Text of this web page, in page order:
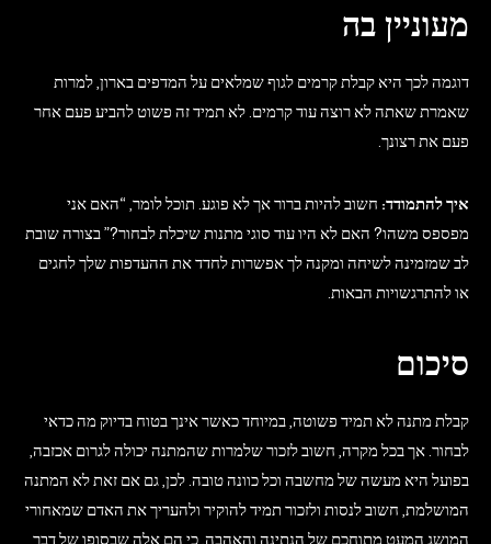
מעוניין בה
דוגמה לכך היא קבלת קרמים לגוף שמלאים על המדפים בארון, למרות
שאמרת שאתה לא רוצה עוד קרמים. לא תמיד זה פשוט להביע פעם אחר
פעם את רצונך.
איך להתמודד: חשוב להיות ברור אך לא פוגע. תוכל לומר, “האם אני
מפספס משהו? האם לא היו עוד סוגי מתנות שיכלת לבחור?” בצורה שובת
לב שמזמינה לשיחה ומקנה לך אפשרות לחדד את ההעדפות שלך לחגים
או להתרגשויות הבאות.
סיכום
קבלת מתנה לא תמיד פשוטה, במיוחד כאשר אינך בטוח בדיוק מה כדאי
לבחור. אך בכל מקרה, חשוב לזכור שלמרות שהמתנה יכולה לגרום אכזבה,
בפועל היא מעשה של מחשבה וכל כוונה טובה. לכן, גם אם זאת לא המתנה
המושלמת, חשוב לנסות ולזכור תמיד להוקיר ולהעריך את האדם שמאחורי
המושג המעט מתוחכם של הנתינה והאהבה, כי הם אלה שבסופו של דבר